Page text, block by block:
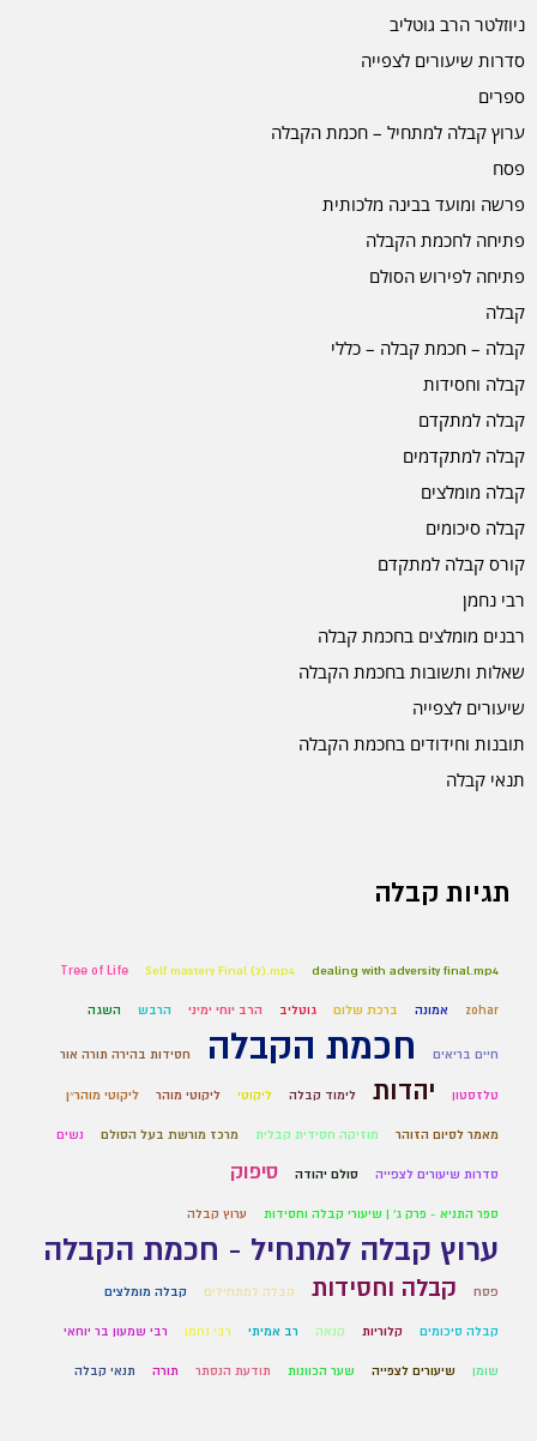
ניוזלטר הרב גוטליב
סדרות שיעורים לצפייה
ספרים
ערוץ קבלה למתחיל – חכמת הקבלה
פסח
פרשה ומועד בבינה מלכותית
פתיחה לחכמת הקבלה
פתיחה לפירוש הסולם
קבלה
קבלה – חכמת קבלה – כללי
קבלה וחסידות
קבלה למתקדם
קבלה למתקדמים
קבלה מומלצים
קבלה סיכומים
קורס קבלה למתקדם
רבי נחמן
רבנים מומלצים בחכמת קבלה
שאלות ותשובות בחכמת הקבלה
שיעורים לצפייה
תובנות וחידודים בחכמת הקבלה
תנאי קבלה
תגיות קבלה
dealing with adversity final.mp4
Self mastery Final (2).mp4
Tree of Life
zohar אמונה ברכת שלום גוטליב הרב יוחי ימיני הרבש השגה
חיים בריאים חכמת הקבלה חסידות בהירה תורה אור
טלזסטון יהדות לימוד קבלה ליקוטי ליקוטי מוהר ליקוטי מוהר״ן
מאמר לסיום הזוהר מוזיקה חסידית קבלית מרכז מורשת בעל הסולם נשים
סדרות שיעורים לצפייה סולם יהודה סיפוק
ספר התניא - פרק ג' | שיעורי קבלה וחסידות ערוץ קבלה
ערוץ קבלה למתחיל - חכמת הקבלה
פסח קבלה וחסידות קבלה למתחילים קבלה מומלצים
קבלה סיכומים קלוריות קנאה רב אמיתי רבי נחמן רבי שמעון בר יוחאי
שומן שיעורים לצפייה שער הכוונות תודעת הנסתר תורה תנאי קבלה